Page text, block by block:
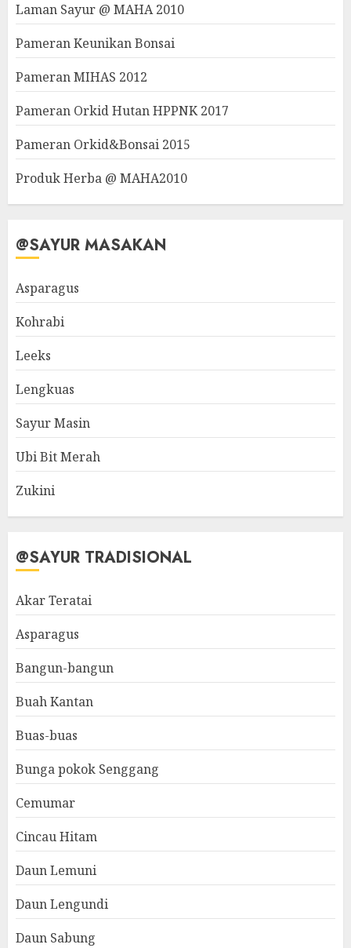
Laman Sayur @ MAHA 2010
Pameran Keunikan Bonsai
Pameran MIHAS 2012
Pameran Orkid Hutan HPPNK 2017
Pameran Orkid&Bonsai 2015
Produk Herba @ MAHA2010
@SAYUR MASAKAN
Asparagus
Kohrabi
Leeks
Lengkuas
Sayur Masin
Ubi Bit Merah
Zukini
@SAYUR TRADISIONAL
Akar Teratai
Asparagus
Bangun-bangun
Buah Kantan
Buas-buas
Bunga pokok Senggang
Cemumar
Cincau Hitam
Daun Lemuni
Daun Lengundi
Daun Sabung